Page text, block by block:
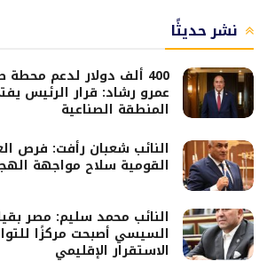
نشر حديثًا
400 ألف دولار لدعم
عمرو رشاد: قرار الرئيس
المنطقة الصناعية
النائب شعبان رأفت: فرص
القومية سلاح مواجهة
النائب محمد سليم: مصر
السيسي أصبحت مركزًا
الاستقرار الإقليمي